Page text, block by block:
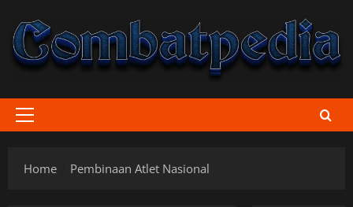
content
Primary
Home
Pembinaan Atlet Nasional